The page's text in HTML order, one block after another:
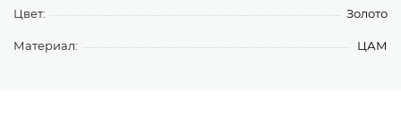
Цвет: Золото
Материал: ЦАМ